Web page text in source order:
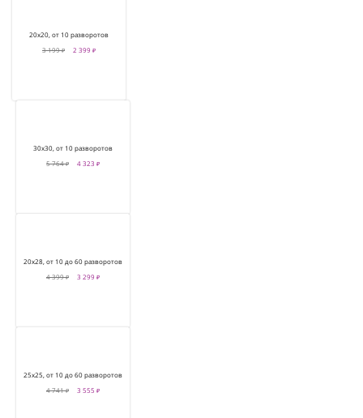
20х20, от 10 разворотов
3 199 ₽
2 399 ₽
30х30, от 10 разворотов
5 764 ₽
4 323 ₽
20х28, от 10 до 60 разворотов
4 399 ₽
3 299 ₽
25х25, от 10 до 60 разворотов
4 741 ₽
3 555 ₽